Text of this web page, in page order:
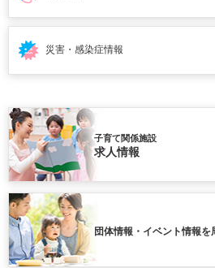
災害・感染症情報
子育て関係施設
求人情報
団体情報・イベント情報を